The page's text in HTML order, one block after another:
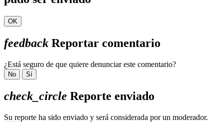
OK
feedback Reportar comentario
¿Está seguro de que quiere denunciar este comentario?
No Sí
check_circle Reporte enviado
Su reporte ha sido enviado y será considerada por un moderador.